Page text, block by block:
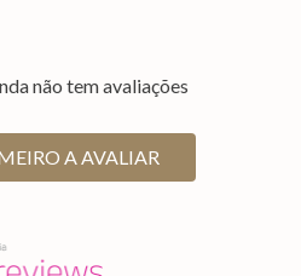
não tem avaliações
A AVALIAR